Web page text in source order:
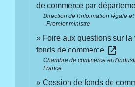
de commerce par
Direction de l'information légale
- Premier ministre
Foire aux questions sur la
fonds de commerce open_in_new
Chambre de commerce et
France
Cession de fonds de